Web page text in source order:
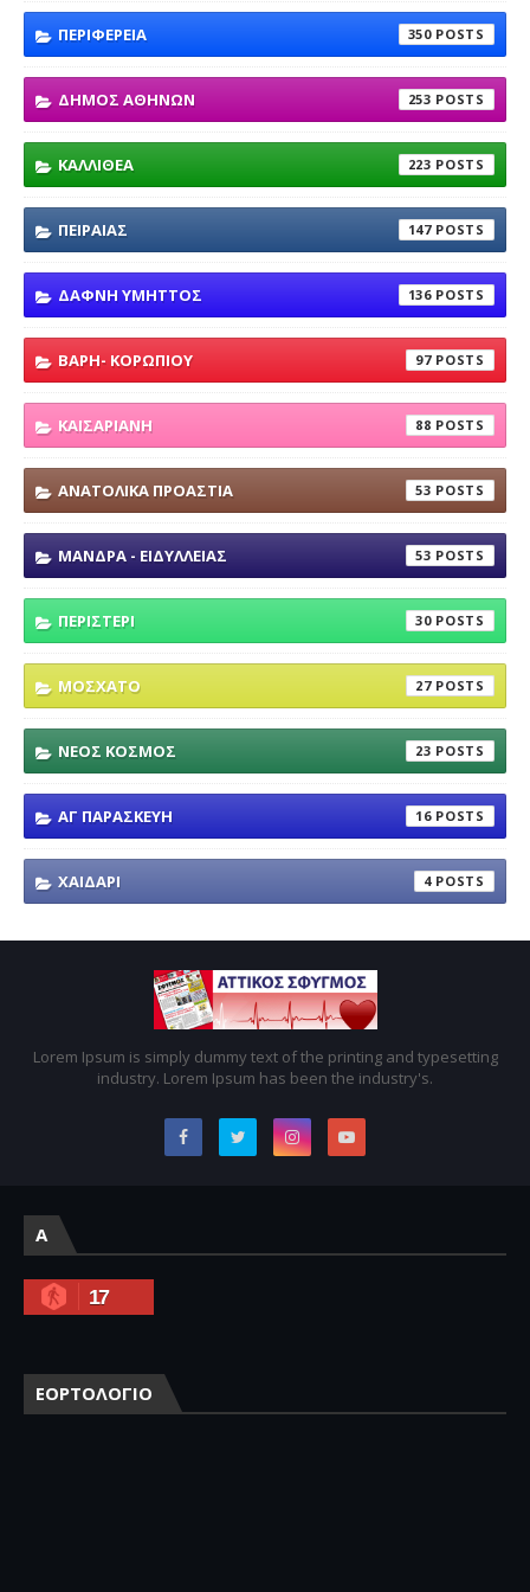
ΠΕΡΙΦΕΡΕΙΑ 350
ΔΗΜΟΣ ΑΘΗΝΩΝ 253
ΚΑΛΛΙΘΕΑ 223
ΠΕΙΡΑΙΑΣ 147
ΔΑΦΝΗ ΥΜΗΤΤΟΣ 136
ΒΑΡΗ- ΚΟΡΩΠΙΟΥ 97
ΚΑΙΣΑΡΙΑΝΗ 88
ΑΝΑΤΟΛΙΚΑ ΠΡΟΑΣΤΙΑ 53
ΜΑΝΔΡΑ - ΕΙΔΥΛΛΕΙΑΣ 53
ΠΕΡΙΣΤΕΡΙ 30
ΜΟΣΧΑΤΟ 27
ΝΕΟΣ ΚΟΣΜΟΣ 23
ΑΓ ΠΑΡΑΣΚΕΥΗ 16
ΧΑΙΔΑΡΙ 4
Lorem Ipsum is simply dummy text of the printing and typesetting
industry. Lorem Ipsum has been the industry's.
A
17
ΕΟΡΤΟΛΟΓΙΟ